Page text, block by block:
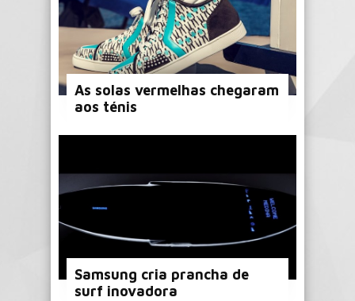
As solas vermelhas chegaram
aos ténis
Samsung cria prancha de
surf inovadora